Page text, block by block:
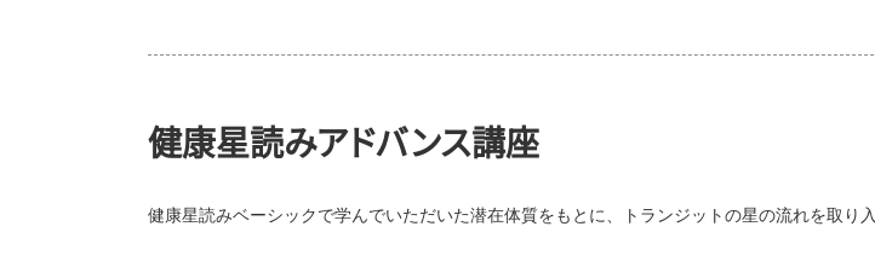
健康星読みアドバンス講座
健康星読みベーシックで学んでいただいた潜在体質をもとに、トランジットの星の流れを取り